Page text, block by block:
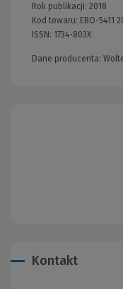
Rok publikacji: 2018
Kod towaru: EBO-5411
ISSN: 1734-803X
Dane producenta:
Kontakt